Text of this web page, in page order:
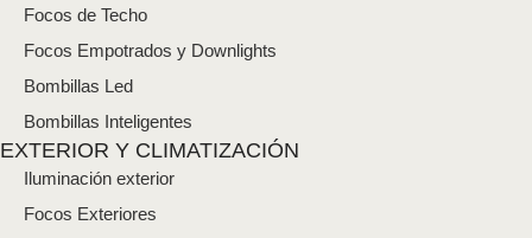
Focos de Techo
Focos Empotrados y Downlights
Bombillas Led
Bombillas Inteligentes
EXTERIOR Y CLIMATIZACIÓN
Iluminación exterior
Focos Exteriores